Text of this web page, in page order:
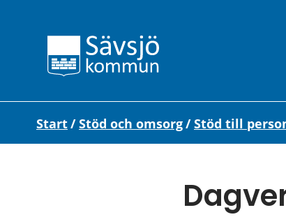
Start/Stöd och omsorg/Stöd till